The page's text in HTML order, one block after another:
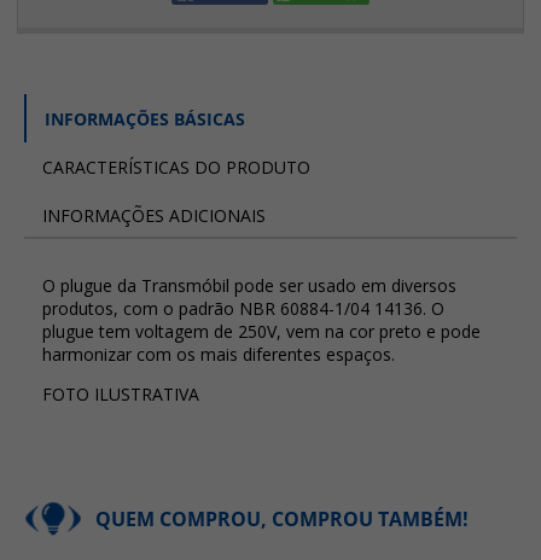
INFORMAÇÕES BÁSICAS
CARACTERÍSTICAS DO PRODUTO
INFORMAÇÕES ADICIONAIS
O plugue da Transmóbil pode ser usado em diversos
produtos, com o padrão NBR 60884-1/04 14136. O
plugue tem voltagem de 250V, vem na cor preto e pode
harmonizar com os mais diferentes espaços.
FOTO ILUSTRATIVA
QUEM COMPROU, COMPROU TAMBÉM!